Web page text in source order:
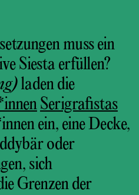
muss ein
Siesta erfüllen?
laden die
Serigrafistas
ein, eine Decke,
oder
sich
Grenzen der